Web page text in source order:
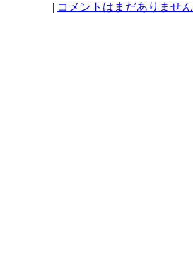
| コメントはまだありません